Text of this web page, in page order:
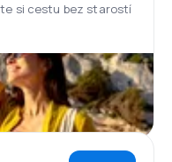
si cestu bez starostí